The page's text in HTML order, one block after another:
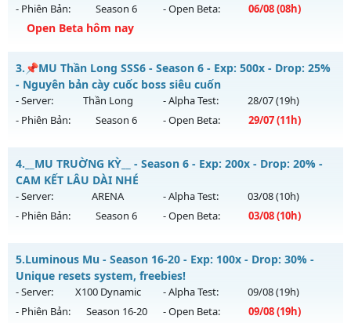
Exp: 9999x - Drop: 90%
Kiểu reset: Reset In Game
Thể loại: Mu Bán Đồ Full Trong Shop
Antihack: Phoenix Season 6.15
- Phiên Bản:
Season 6 - Open Beta: 06/08(08h)
Open Beta hôm nay
Mu Vĩnh Cửu - PK cháy máy - Săn Boss mỏi tay
Mu mới ra tháng 08 2026 - Mở máy chủ
ngày 06/08/2626
Exp: 9999x - Drop: 90%
Thể loại: Mu Nguyên bản Webzen
Antihack: ICMPROTECT ✅ 🔴 ✨ ⚡️
3. 📌MU Thần Long SSS6 - Season 6 - Exp: 500x - Drop: 25%
- Nguyên bản cày cuốc boss siêu cuốn
- Server: Thần Long - Alpha Test: 28/07(19h)
- Phiên Bản:
Season 6 - Open Beta: 29/07(11h)
📌MU Thần Long SSS6 - Nguyên bản cày cuốc boss siêu
cuốn
Mu mới ra tháng 07 2026 - Mở máy chủ
Thần Longvào 11h
ngày 29/07/2626
Kiểu reset: Reset In Game
Thể loại: Mu Nguyên bản Webzen
Antihack: VIP SHIELD
4. __MU TRUỜNG KỲ__ - Season 6 - Exp: 200x - Drop: 20% -
CAM KẾT LÂU DÀI NHÉ
- Server: ARENA - Alpha Test: 03/08(10h)
- Phiên Bản:
Season 6 - Open Beta: 03/08(10h)
__MU TRUỜNG KỲ__ - CAM KẾT LÂU DÀI NHÉ
Mu mới ra tháng 08 2026 - Mở máy chủ
ngày 03/08/2626
Exp: 200x - Drop: 20%
5.Luminous Mu - Season 16-20 - Exp: 100x - Drop: 30% -
Unique resets system, freebies!
- Server: X100 Dynamic - Alpha Test: 09/08(19h)
- Phiên Bản:
Season 16-20 - Open Beta: 09/08(19h)